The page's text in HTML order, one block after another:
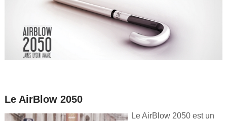
Le AirBlow 2050
Le AirBlow 2050 est un